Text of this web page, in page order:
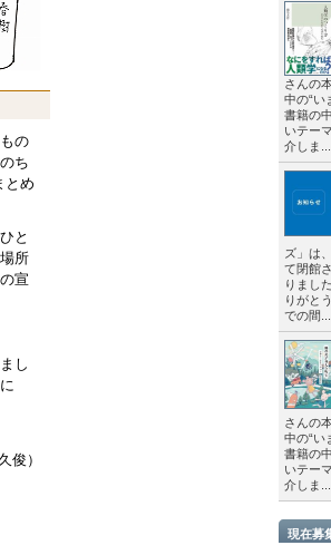
の
ち
とめ
と
所
宣
し
俊）
さんの
中の“い
書籍の
いテー
介しま....
ズ」は
て閉館
りまし
りがと
での間....
さんの
中の“い
書籍の
いテー
介しま....
現在募